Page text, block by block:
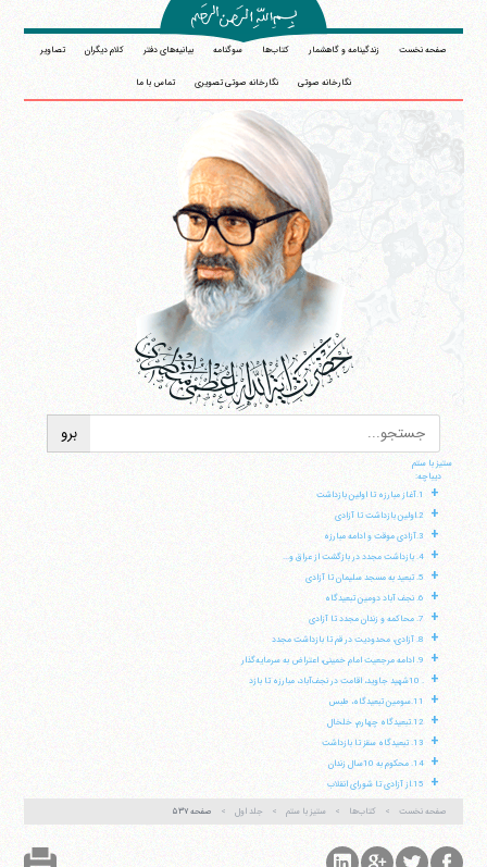
صفحه نخست زندگینامه و گاهشمار کتاب‌ها سوگنامه بیانیه‌های دفتر کلام دیگران تصاویر
نگارخانه صوتی نگارخانه صوتی تصویری تماس با ما
ستیز با ستم
دیباچه:
+ 1.آغاز مبارزه تا اولین بازداشت
+ 2.اولین بازداشت تا آزادی
+ 3.آزادى موقت و ادامه مبارزه
+ 4. بازداشت مجدد در بازگشت از عراق و...
+ 5. تبعید به مسجد سلیمان تا آزادی
+ 6. نجف آباد دومین تبعیدگاه
+ 7. محاکمه و زندان مجدد تا آزادی
+ 8. آزادی، محدودیت در قم تا بازداشت مجدد
+ 9. ادامه مرجعیت امام خمینی، اعتراض به سرمایه‌گذار
+ . 10شهید جاوید، اقامت در نجف‌آباد، مبارزه تا بازد
+ 11.سومین تبعیدگاه، طبس
+ 12.تبعیدگاه چهارم، خلخال
+ 13. تبعیدگاه سقز تا بازداشت
+ 14. محکوم به 10سال زندان
+ 15.از آزادى تا شوراى انقلاب
صفحه نخست کتاب‌ها ستیز با ستم جلد اول صفحه ۵۳۷
ایران
فکس 37740015-25-98+